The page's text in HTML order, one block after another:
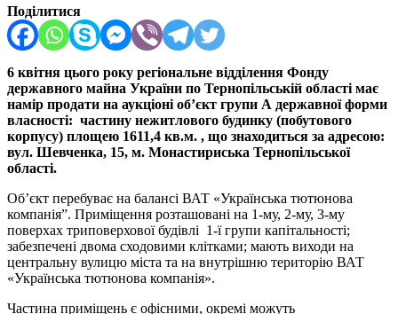
Поділитися
6 квітня цього року регіональне відділення Фонду
державного майна України по Тернопільській області має
намір продати на аукціоні об’єкт групи А державної форми
власності: частину нежитлового будинку (побутового
корпусу) площею 1611,4 кв.м. , що знаходиться за адресою:
вул. Шевченка, 15, м. Монастириська Тернопільської
області.
Об’єкт перебуває на балансі ВАТ «Українська тютюнова
компанія”. Приміщення розташовані на 1-му, 2-му, 3-му
поверхах триповерхової будівлі 1-ї групи капітальності;
забезпечені двома сходовими клітками; мають виходи на
центральну вулицю міста та на внутрішню територію ВАТ
«Українська тютюнова компанія».
Частина приміщень є офісними, окремі можуть